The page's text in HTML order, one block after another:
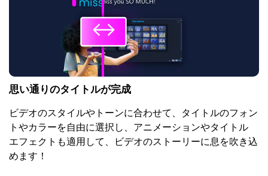
↔
↔
思い通りのタイトルが完成
ビデオのスタイルやトーンに合わせて、タイトルのフォン
トやカラーを自由に選択し、アニメーションやタイトル
エフェクトも適用して、ビデオのストーリーに息を吹き込
めます！